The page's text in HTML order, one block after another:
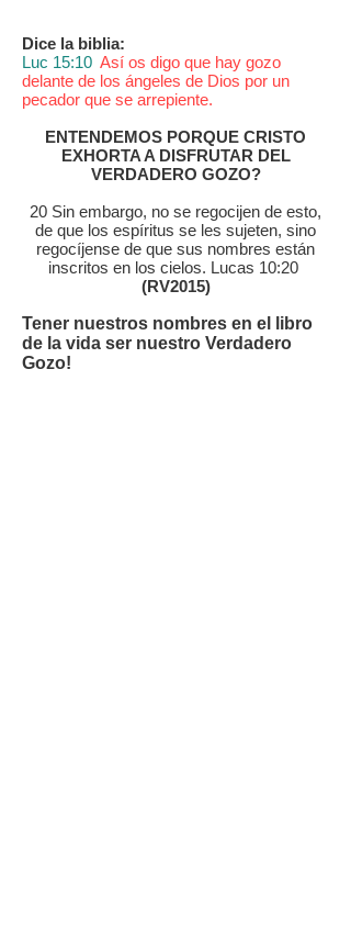
Dice la biblia:
Luc 15:10 Así os digo que hay gozo
delante de los ángeles de Dios por un
pecador que se arrepiente.
ENTENDEMOS PORQUE CRISTO
EXHORTA A DISFRUTAR DEL
VERDADERO GOZO?
20 Sin embargo, no se regocijen de esto,
de que los espíritus se les sujeten, sino
regocíjense de que sus nombres están
inscritos en los cielos. Lucas 10:20
(RV2015)
Tener nuestros nombres en el libro
de la vida ser nuestro Verdadero
Gozo!